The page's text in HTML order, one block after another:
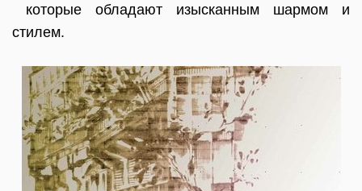
которые обладают изысканным шармом и
стилем.